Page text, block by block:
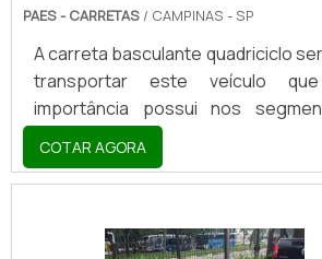
PAES - CARRETAS / CAMPINAS - SP
A carreta basculante quadriciclo
transportar este veículo
importância possui nos
corrida de rally, hoobies e
lazer de uma maneira geral.
duas rodas laterais, uma base
constituída por metal
COTAR AGORA